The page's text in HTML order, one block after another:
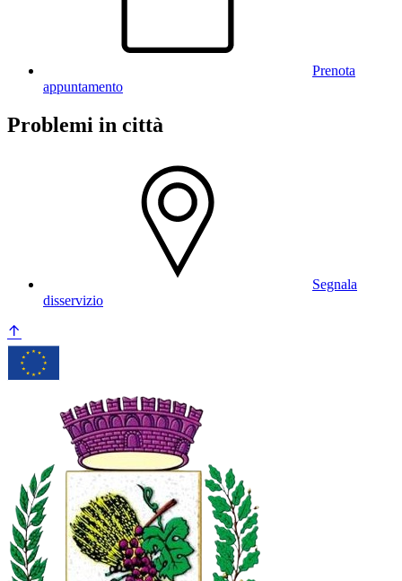
Prenota
appuntamento
Problemi in città
Segnala
disservizio